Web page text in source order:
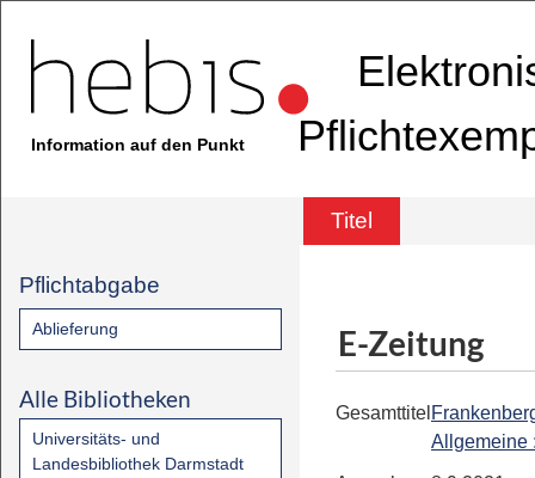
Information auf den Punkt
Titel
Pflichtabgabe
Ablieferung
Alle Bibliotheken
Universitäts- und
Landesbibliothek Darmstadt
E-Zeitung
Gesamttitel
Allgemeine